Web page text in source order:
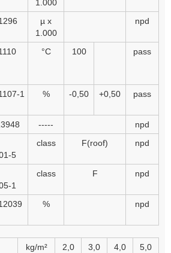
1.000
µ x
1.000
npd
°C 100 pass
1 % -0,50 +0,50 pass
-----
npd
5
class F(roof) npd
1
class F npd
% npd
kg/m² 2,0 3,0 4,0 5,0